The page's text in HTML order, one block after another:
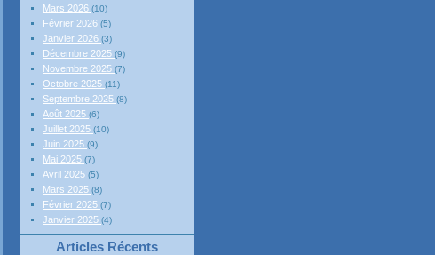
Mars 2026 (10)
Février 2026 (5)
Janvier 2026 (3)
Décembre 2025 (9)
Novembre 2025 (7)
Octobre 2025 (11)
Septembre 2025 (8)
Août 2025 (6)
Juillet 2025 (10)
Juin 2025 (9)
Mai 2025 (7)
Avril 2025 (5)
Mars 2025 (8)
Février 2025 (7)
Janvier 2025 (4)
Articles Récents